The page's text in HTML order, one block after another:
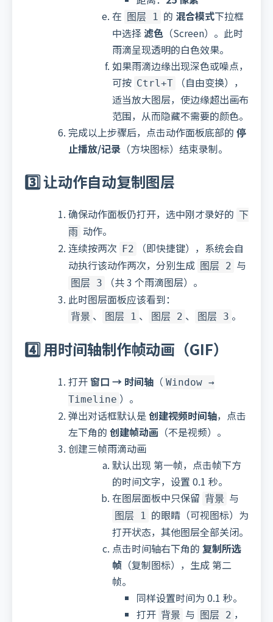
在 图层 1 的 混合模式下拉框
中选择滤色 （Screen）。此时
雨滴呈现透明的白色效果。
如果雨滴边缘出现深色或噪点，
可按 Ctrl+T
（自由变换），
适当放大图层，使边缘超出画布
范围，从而隐藏不需要的颜色。
完成以上步骤后，点击动作面板底部的 停
止播放/记录 （方块图标）结束录制。
3️⃣ 让动作自动复制图层
确保动作面板仍打开，选中刚才录好的 下
雨 动作。
连续按两次 F2
（即快捷键），系统会自
动执行该动作两次，分别生成 图层 2 与
图层 3
（共 3 个雨滴图层）。
此时图层面板应该看到：
背景 、 图层 1 、 图层 2 、 图层 3 。
4️⃣ 用时间轴制作帧动画（GIF）
打开 窗口 → 时间轴 （ Window →
Timeline ）。
弹出对话框默认是创建视频时间轴，点击
左下角的 创建帧动画 （不是视频）。
创建三帧雨滴动画
默认出现 第一帧，点击帧下方
的时间文字，设置 0.1 秒。
在图层面板中只保留 背景 与
图层 1
的眼睛（可视图标）为
打开状态，其他图层全部关闭。
点击时间轴右下角的 复制所选
帧 （复制图标），生成 第二
帧。
同样设置时间为 0.1 秒。
打开 背景 与 图层 2 ，